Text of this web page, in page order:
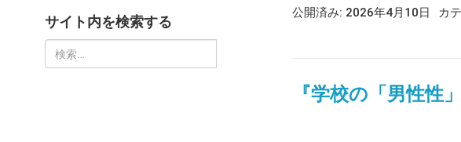
公開済み: 2026年4月10日 カ
『学校の「男性
サイト内を検索する
検
索: